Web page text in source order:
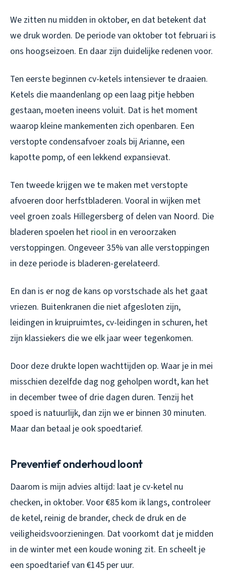
We zitten nu midden in oktober, en dat betekent dat
we druk worden. De periode van oktober tot februari is
ons hoogseizoen. En daar zijn duidelijke redenen voor.
Ten eerste beginnen cv-ketels intensiever te draaien.
Ketels die maandenlang op een laag pitje hebben
gestaan, moeten ineens voluit. Dat is het moment
waarop kleine mankementen zich openbaren. Een
verstopte condensafvoer zoals bij Arianne, een
kapotte pomp, of een lekkend expansievat.
Ten tweede krijgen we te maken met verstopte
afvoeren door herfstbladeren. Vooral in wijken met
veel groen zoals Hillegersberg of delen van Noord. Die
bladeren spoelen het riool in en veroorzaken
verstoppingen. Ongeveer 35% van alle verstoppingen
in deze periode is bladeren-gerelateerd.
En dan is er nog de kans op vorstschade als het gaat
vriezen. Buitenkranen die niet afgesloten zijn,
leidingen in kruipruimtes, cv-leidingen in schuren, het
zijn klassiekers die we elk jaar weer tegenkomen.
Door deze drukte lopen wachttijden op. Waar je in mei
misschien dezelfde dag nog geholpen wordt, kan het
in december twee of drie dagen duren. Tenzij het
spoed is natuurlijk, dan zijn we er binnen 30 minuten.
Maar dan betaal je ook spoedtarief.
Preventief onderhoud loont
Daarom is mijn advies altijd: laat je cv-ketel nu
checken, in oktober. Voor €85 kom ik langs, controleer
de ketel, reinig de brander, check de druk en de
veiligheidsvoorzieningen. Dat voorkomt dat je midden
in de winter met een koude woning zit. En scheelt je
een spoedtarief van €145 per uur.